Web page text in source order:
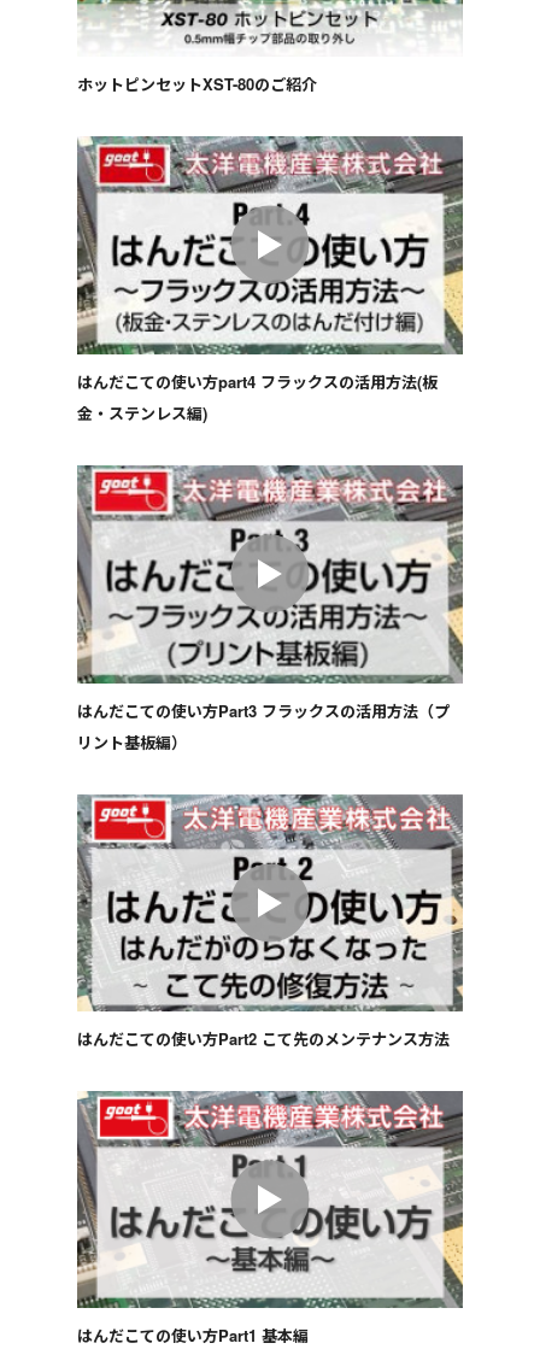
ホットピンセットXST-80のご紹介
はんだこての使い方part4 フラックスの活用方法(板
金・ステンレス編)
はんだこての使い方Part3 フラックスの活用方法（プ
リント基板編）
はんだこての使い方Part2 こて先のメンテナンス方法
はんだこての使い方Part1 基本編